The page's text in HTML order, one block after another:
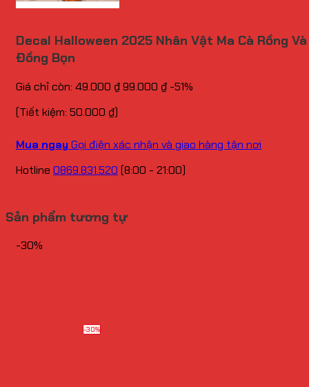
Decal Halloween 2025 Nhân Vật Ma Cà Rồng Và
Đồng Bọn
Giá chỉ còn: 49.000 ₫99.000 ₫ -51%
(Tiết kiệm: 50.000 ₫)
Mua ngayGọi điện xác nhận và giao hàng tận nơi
Hotline 0869.831.520 (8:00 - 21:00)
Sản phẩm tương tự
-30%
-30%